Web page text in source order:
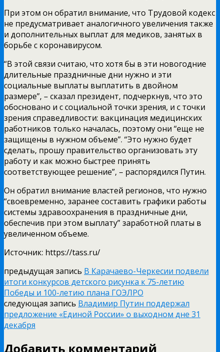
При этом он обратил внимание, что Трудовой кодекс
не предусматривает аналогичного увеличения также
и дополнительных выплат для медиков, занятых в
борьбе с коронавирусом.
“В этой связи считаю, что хотя бы в эти новогодние
длительные праздничные дни нужно и эти
социальные выплаты выплатить в двойном
размере”, – сказал президент, подчеркнув, что это
обосновано и с социальной точки зрения, и с точки
зрения справедливости: вакцинация медицинских
работников только началась, поэтому они “еще не
защищены в нужном объеме”. “Это нужно будет
сделать, прошу правительство организовать эту
работу и как можно быстрее принять
соответствующее решение”, – распорядился Путин.
Он обратил внимание властей регионов, что нужно
“своевременно, заранее составить графики работы
системы здравоохранения в праздничные дни,
обеспечив при этом выплату” заработной платы в
увеличенном объеме.
Источник: https://tass.ru/
предыдущая запись В Карачаево-Черкесии подвели
итоги конкурсов детского рисунка к 75-летию
Победы и 100-летию плана ГОЭЛРО
следующая запись Владимир Путин поддержал
предложение «Единой России» о выходном дне 31
декабря
Добавить комментарий